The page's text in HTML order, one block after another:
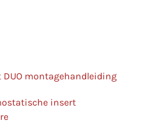
DUO montagehandleiding
insert